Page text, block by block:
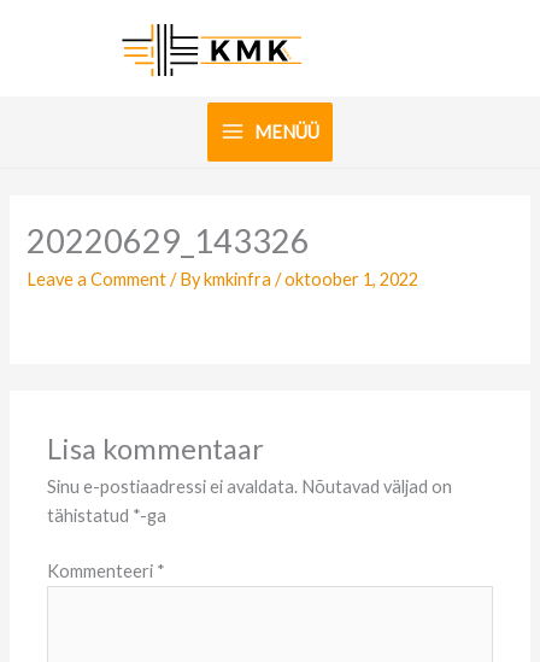
MENÜÜ
20220629_143326
Leave a Comment / Bykmkinfra/oktoober 1, 2022
Lisa kommentaar
Sinu e-postiaadressi ei avaldata. Nõutavad väljad on
tähistatud *-ga
Kommenteeri *